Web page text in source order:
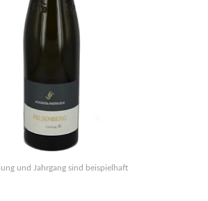
und Jahrgang sind beispielhaft